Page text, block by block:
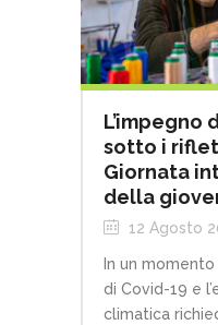
L’impegno
sotto i
Giornata
della
12 Agosto
In un
di Covid-19 e
climatica